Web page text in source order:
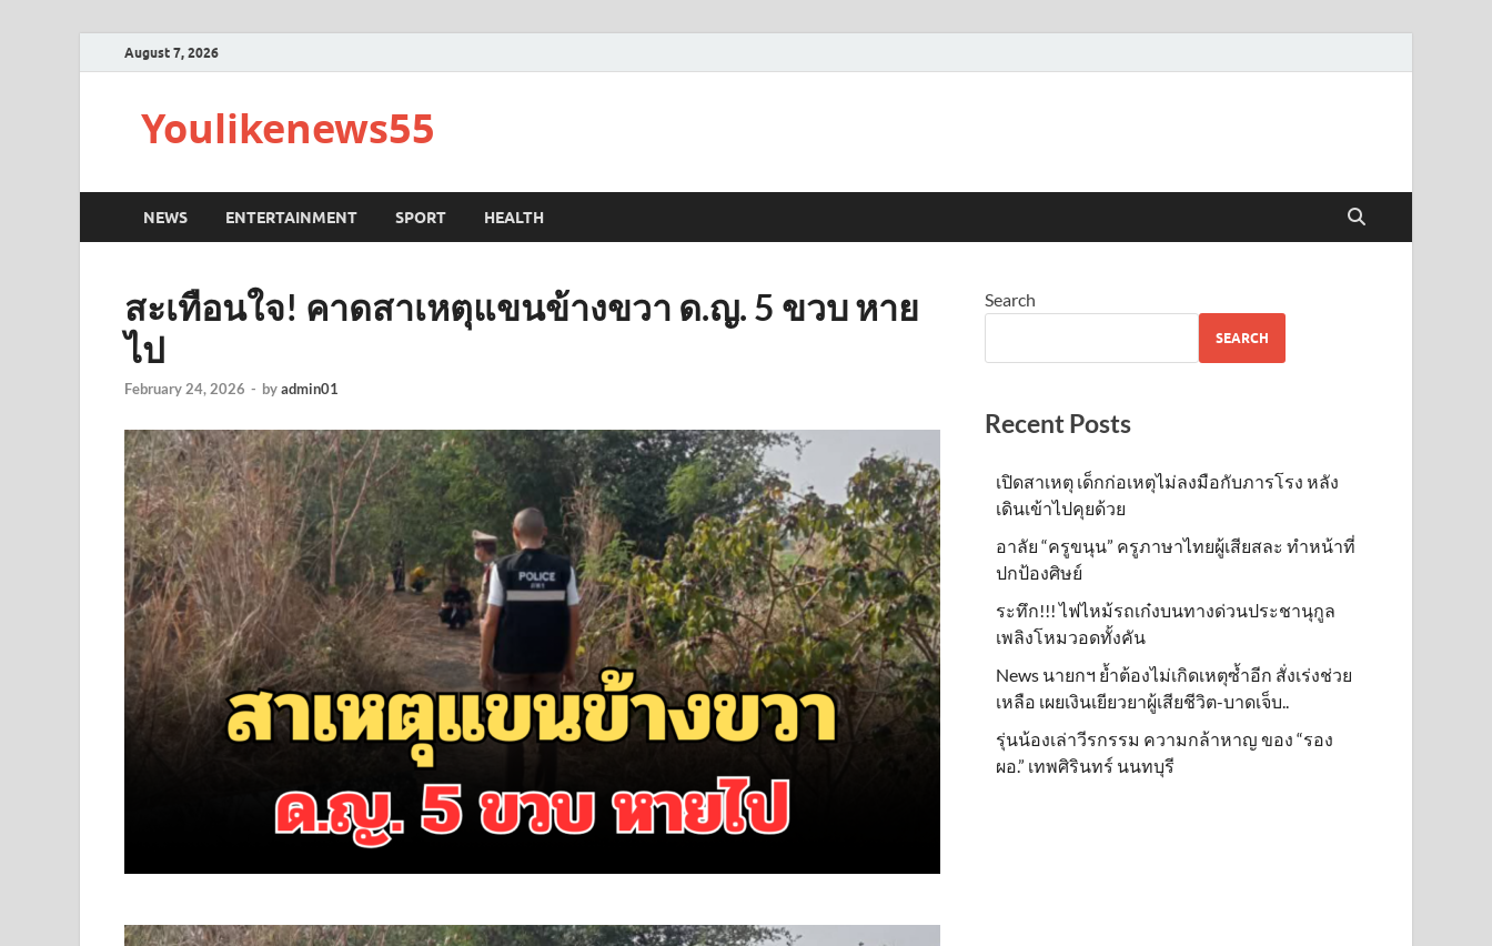
August 7, 2026
Youlikenews55
NEWS ENTERTAINMENT SPORT HEALTH
สะเทือนใจ! คาดสาเหตุแขนข้างขวา ด.ญ. 5 ขวบ หาย
ไป
February 24, 2026 - byadmin01
Search
SEARCH
Recent Posts
เปิดสาเหตุ เด็กก่อเหตุไม่ลงมือกับภารโรง หลัง
เดินเข้าไปคุยด้วย
อาลัย “ครูขนุน” ครูภาษาไทยผู้เสียสละ ทำหน้าที่
ปกป้องศิษย์
ระทึก!!! ไฟไหม้รถเก๋งบนทางด่วนประชานุกูล
เพลิงโหมวอดทั้งคัน
News นายกฯ ย้ำต้องไม่เกิดเหตุซ้ำอีก สั่งเร่งช่วย
เหลือ เผยเงินเยียวยาผู้เสียชีวิต-บาดเจ็บ..
รุ่นน้องเล่าวีรกรรม ความกล้าหาญ ของ “รอง
ผอ.” เทพศิรินทร์ นนทบุรี